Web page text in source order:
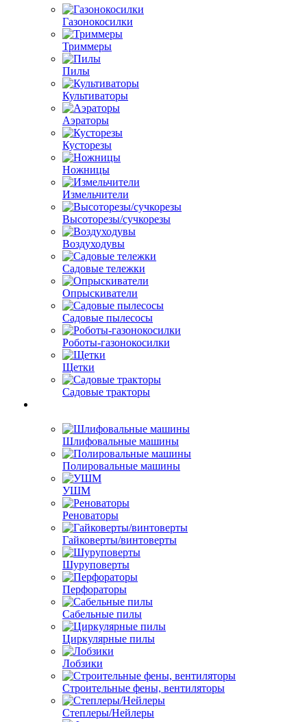
Газонокосилки
Триммеры
Пилы
Культиваторы
Аэраторы
Кусторезы
Ножницы
Измельчители
Высоторезы/сучкорезы
Воздуходувы
Садовые тележки
Опрыскиватели
Садовые пылесосы
Роботы-газонокосилки
Щетки
Садовые тракторы
Шлифовальные машины
Полировальные машины
УШМ
Реноваторы
Гайковерты/винтоверты
Шуруповерты
Перфораторы
Сабельные пилы
Циркулярные пилы
Лобзики
Строительные фены, вентиляторы
Степлеры/Нейлеры